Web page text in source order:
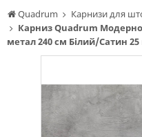
Quadrum
Карнизи для
Карниз Quadrum
метал 240 см Білий/Сатин